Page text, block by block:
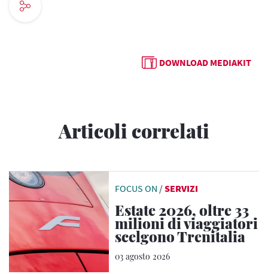
DOWNLOAD MEDIAKIT
Articoli correlati
FOCUS ON /SERVIZI
Estate 2026, oltre 33
milioni di viaggiatori
scelgono Trenitalia
03 agosto 2026